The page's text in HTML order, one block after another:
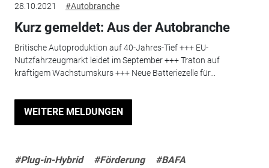
28.10.2021 #Autobranche
Kurz gemeldet: Aus der Autobranche
Britische Autoproduktion auf 40-Jahres-Tief +++ EU-
Nutzfahrzeugmarkt leidet im September +++ Traton auf
kräftigem Wachstumskurs +++ Neue Batteriezelle für...
WEITERE MELDUNGEN
#Plug-in-Hybrid #Förderung
#BAFA